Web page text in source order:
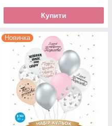
Купити
Новинка